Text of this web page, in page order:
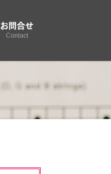
お問合せ
Contact